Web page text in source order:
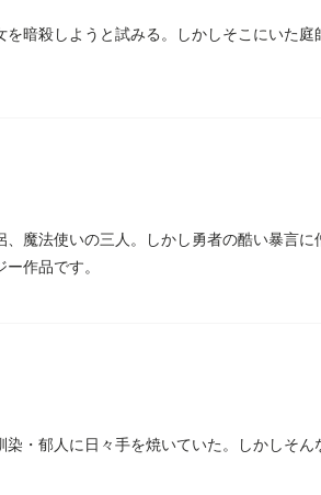
を暗殺しようと試みる。しかしそこにいた
魔法使いの三人。しかし勇者の酷い暴言に
作品です。
・郁人に日々手を焼いていた。しかしそ